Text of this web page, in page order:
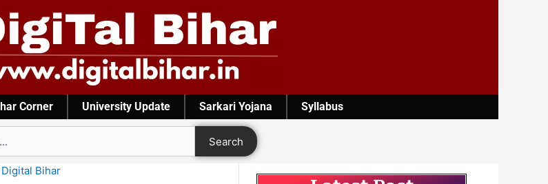
Corner University Update Sarkari Yojana Syllabus
Search
Digital Bihar